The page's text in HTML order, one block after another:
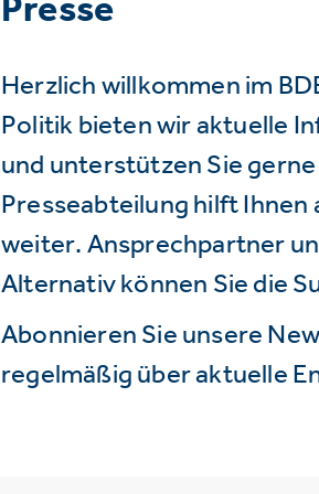
Herzlich willkommen im
Politik bieten wir aktuelle
und unterstützen Sie
Presseabteilung hilft Ihnen
weiter. Ansprechpartner
Alternativ können Sie die
Abonnieren Sie unsere
regelmäßig über aktuelle